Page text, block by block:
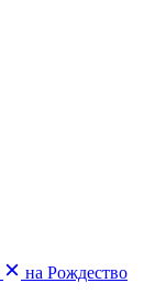
на Рождество